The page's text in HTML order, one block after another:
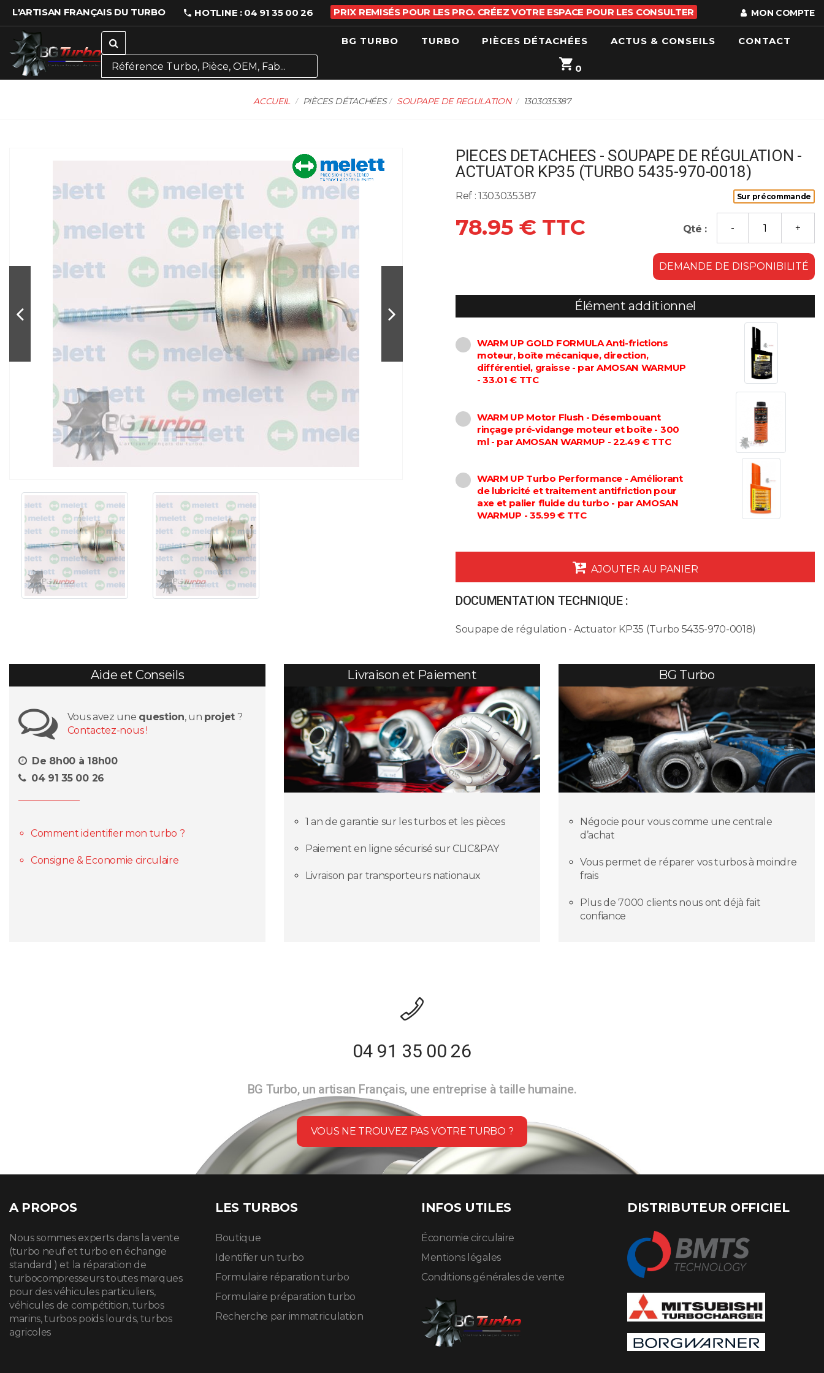
L'ARTISAN FRANÇAIS DU TURBO HOTLINE : 04 91 35 00 26 PRIX REMISÉS POUR LES PRO. CRÉEZ VOTRE ESPACE POUR LES CONSULTER MON COMPTE
BG TURBO TURBO PIÈCES DÉTACHÉES ACTUS & CONSEILS CONTACT
0
ACCUEIL PIÈCES DÉTACHÉES SOUPAPE DE REGULATION 1303035387
PIECES DETACHEES - SOUPAPE DE RÉGULATION -
ACTUATOR KP35 (TURBO 5435-970-0018)
Ref : 1303035387 Sur précommande
78.95 € TTC Qté :
DEMANDE DE DISPONIBILITÉ
Élément additionnel
WARM UP GOLD FORMULA Anti-frictions
moteur, boîte mécanique, direction,
différentiel, graisse - par AMOSAN WARMUP
- 33.01 € TTC
WARM UP Motor Flush - Désembouant
rinçage pré-vidange moteur et boîte - 300
ml - par AMOSAN WARMUP - 22.49 € TTC
WARM UP Turbo Performance - Améliorant
de lubricité et traitement antifriction pour
axe et palier fluide du turbo - par AMOSAN
WARMUP - 35.99 € TTC
AJOUTER AU PANIER
DOCUMENTATION TECHNIQUE :
Soupape de régulation - Actuator KP35 (Turbo 5435-970-0018)
Aide et Conseils
Vous avez une question, un projet ?
Contactez-nous !
De 8h00 à 18h00
04 91 35 00 26
Comment identifier mon turbo ?
Consigne & Economie circulaire
Livraison et Paiement
1 an de garantie sur les turbos et les pièces
Paiement en ligne sécurisé sur CLIC&PAY
Livraison par transporteurs nationaux
BG Turbo
Négocie pour vous comme une centrale
d’achat
Vous permet de réparer vos turbos à moindre
frais
Plus de 7000 clients nous ont déjà fait
confiance
04 91 35 00 26
BG Turbo, un artisan Français, une entreprise à taille humaine.
VOUS NE TROUVEZ PAS VOTRE TURBO ?
A PROPOS
Nous sommes experts dans la vente
(turbo neuf et turbo en échange
standard ) et la réparation de
turbocompresseurs toutes marques
pour des véhicules particuliers,
véhicules de compétition, turbos
marins, turbos poids lourds, turbos
agricoles
LES TURBOS
Boutique
Identifier un turbo
Formulaire réparation turbo
Formulaire préparation turbo
Recherche par immatriculation
INFOS UTILES
Économie circulaire
Mentions légales
Conditions générales de vente
DISTRIBUTEUR OFFICIEL